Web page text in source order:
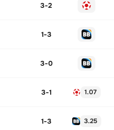
3-2
1-3
3-0
3-1 1.07
1-3 3.25